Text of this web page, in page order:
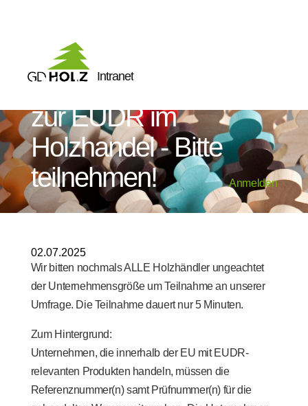
Intranet
Wichtige Umfrage
zur EUDR im
Holzhandel - Bitte
teilnehmen!
Anmelden
02.07.2025
Wir bitten nochmals ALLE Holzhändler ungeachtet
der Unternehmensgröße um Teilnahme an unserer
Umfrage. Die Teilnahme dauert nur 5 Minuten.
Zum Hintergrund:
Unternehmen, die innerhalb der EU mit EUDR-
relevanten Produkten handeln, müssen die
Referenznummer(n) samt Prüfnummer(n) für die